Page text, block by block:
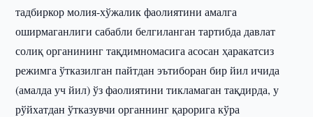
тадбиркор молия-хўжалик фаолиятини амалга
оширмаганлиги сабабли белгиланган тартибда давлат
солиқ органининг тақдимномасига асосан ҳаракатсиз
режимга ўтказилган пайтдан эътиборан бир йил ичида
(амалда уч йил) ўз фаолиятини тикламаган тақдирда, у
рўйхатдан ўтказувчи органнинг қарорига кўра